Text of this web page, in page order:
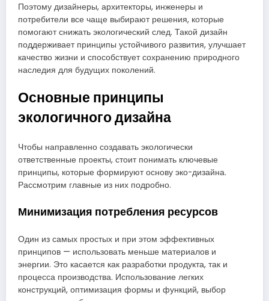
Поэтому дизайнеры, архитекторы, инженеры и
потребители все чаще выбирают решения, которые
помогают снижать экологический след. Такой дизайн
поддерживает принципы устойчивого развития, улучшает
качество жизни и способствует сохранению природного
наследия для будущих поколений.
Основные принципы
экологичного дизайна
Чтобы направленно создавать экологически
ответственные проекты, стоит понимать ключевые
принципы, которые формируют основу эко-дизайна.
Рассмотрим главные из них подробно.
Минимизация потребления ресурсов
Один из самых простых и при этом эффективных
принципов — использовать меньше материалов и
энергии. Это касается как разработки продукта, так и
процесса производства. Использование легких
конструкций, оптимизация формы и функций, выбор